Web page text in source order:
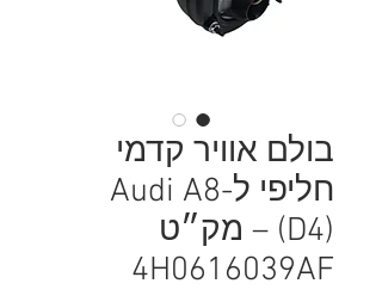
בולם אוויר קדמי
חליפי ל-Audi A8
(D4) – מק״ט
4H0616039AF